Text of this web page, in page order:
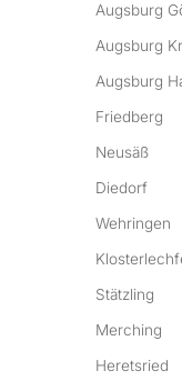
Augsburg
Augsburg
Augsburg
Friedberg
Neusäß
Diedorf
Wehringen
Stätzling
Merching
Heretsried